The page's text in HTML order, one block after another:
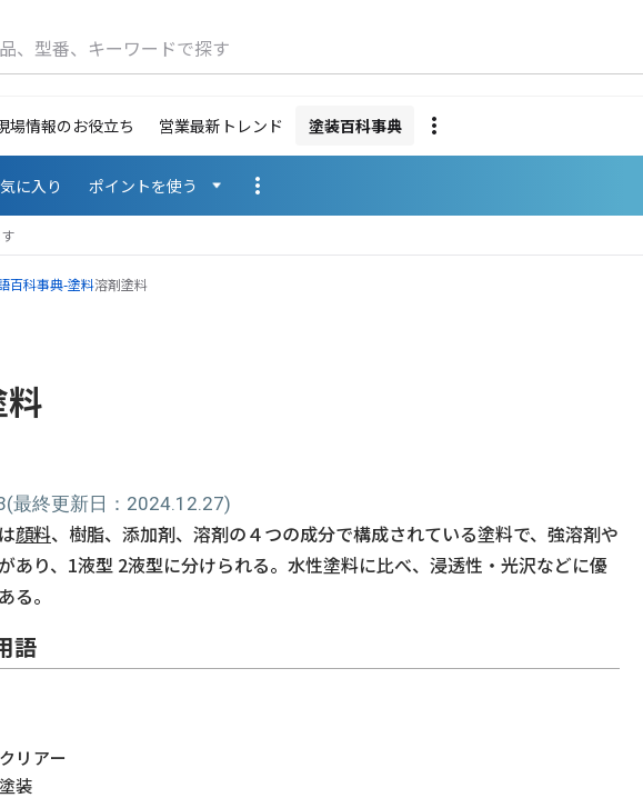
、型番、キーワードで探す
場情報のお役立ち 営業最新トレンド 塗装百科事典
に入り ポイントを使う
百科事典-塗料溶剤塗料
(最終更新日：2024.12.27)
顔料、樹脂、添加剤、溶剤の４つの成分で構成されている塗料で、強溶剤や
あり、1液型 2液型に分けられる。水性塗料に比べ、浸透性・光沢などに優
る。
語
リアー
装